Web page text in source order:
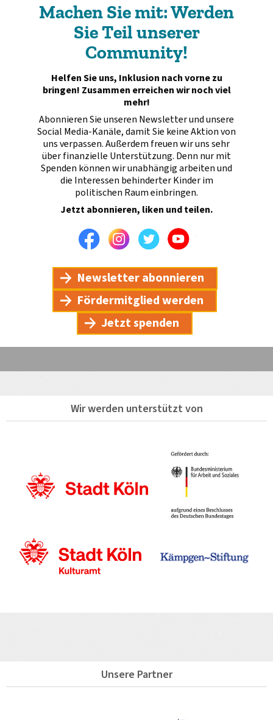
Machen Sie mit: Werden
Sie Teil unserer
Community!
Helfen Sie uns, Inklusion nach vorne zu
bringen! Zusammen erreichen wir noch viel
mehr!
Abonnieren Sie unseren Newsletter und unsere
Social Media-Kanäle, damit Sie keine Aktion von
uns verpassen. Außerdem freuen wir uns sehr
über finanzielle Unterstützung. Denn nur mit
Spenden können wir unabhängig arbeiten und
die Interessen behinderter Kinder im
politischen Raum einbringen.
Jetzt abonnieren, liken und teilen.
FacebookInstagramTwitterYoutube
Newsletter abonnieren
Fördermitglied werden
Jetzt spenden
Wir werden unterstützt von
Unsere Partner